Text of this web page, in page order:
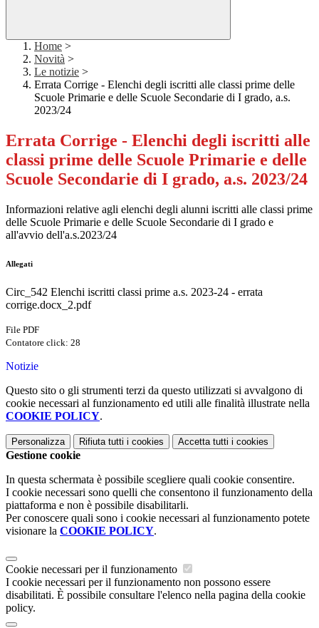
Home >
Novità >
Le notizie >
Errata Corrige - Elenchi degli iscritti alle classi prime delle
Scuole Primarie e delle Scuole Secondarie di I grado, a.s.
2023/24
Errata Corrige - Elenchi degli iscritti alle
classi prime delle Scuole Primarie e delle
Scuole Secondarie di I grado, a.s. 2023/24
Informazioni relative agli elenchi degli alunni iscritti alle classi prime
delle Scuole Primarie e delle Scuole Secondarie di I grado e
all'avvio dell'a.s.2023/24
Allegati
Circ_542 Elenchi iscritti classi prime a.s. 2023-24 - errata
corrige.docx_2.pdf
File PDF
Contatore click: 28
Notizie
Questo sito o gli strumenti terzi da questo utilizzati si avvalgono di
cookie necessari al funzionamento ed utili alle finalità illustrate nella
COOKIE POLICY.
Personalizza Rifiuta tutti i cookies Accetta tutti i cookies
Gestione cookie
In questa schermata è possibile scegliere quali cookie consentire.
I cookie necessari sono quelli che consentono il funzionamento della
piattaforma e non è possibile disabilitarli.
Per conoscere quali sono i cookie necessari al funzionamento potete
visionare la COOKIE POLICY.
Cookie necessari per il funzionamento
I cookie necessari per il funzionamento non possono essere
disabilitati. È possibile consultare l'elenco nella pagina della cookie
policy.